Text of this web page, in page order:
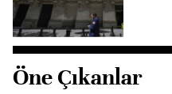
Öne Çıkanlar